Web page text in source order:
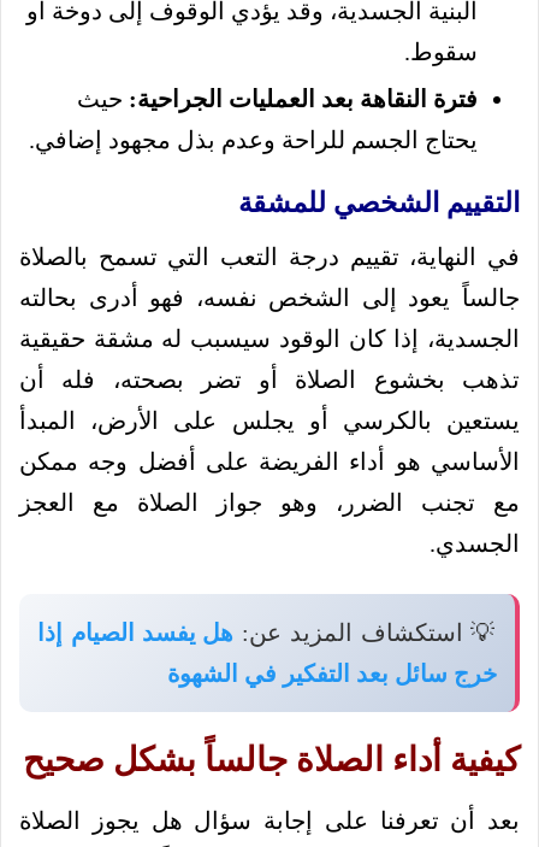
البنية الجسدية، وقد يؤدي الوقوف إلى دوخة أو
سقوط.
فترة النقاهة بعد العمليات الجراحية: حيث
يحتاج الجسم للراحة وعدم بذل مجهود إضافي.
التقييم الشخصي للمشقة
في النهاية، تقييم درجة التعب التي تسمح بالصلاة
جالساً يعود إلى الشخص نفسه، فهو أدرى بحالته
الجسدية، إذا كان الوقود سيسبب له مشقة حقيقية
تذهب بخشوع الصلاة أو تضر بصحته، فله أن
يستعين بالكرسي أو يجلس على الأرض، المبدأ
الأساسي هو أداء الفريضة على أفضل وجه ممكن
مع تجنب الضرر، وهو جواز الصلاة مع العجز
الجسدي.
💡 استكشاف المزيد عن: هل يفسد الصيام إذا
خرج سائل بعد التفكير في الشهوة
كيفية أداء الصلاة جالساً بشكل صحيح
بعد أن تعرفنا على إجابة سؤال هل يجوز الصلاة